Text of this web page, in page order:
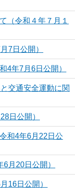
（令和４年７月１
7日公開）
4年7月6日公開）
交通安全運動に関
日公開）
和4年6月22日公
月20日公開）
16日公開）